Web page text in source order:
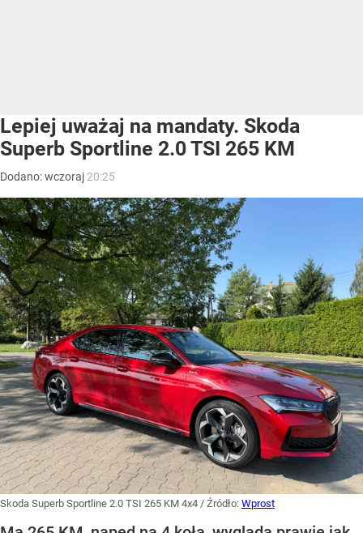
Lepiej uważaj na mandaty. Skoda
Superb Sportline 2.0 TSI 265 KM
Dodano:wczoraj 20:25
Skoda Superb Sportline 2.0 TSI 265 KM 4x4 / Źródło: Wprost